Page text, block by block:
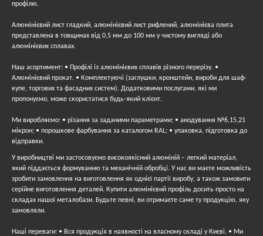
профілю.
Алюмінієвий лист гладкий, алюмінієвий лист рифлений, алюмінієва плита
представлена ​​в товщинах від 0,5 мм до 100 мм у чистому вигляді або
алюмінієвих сплавах.
Наш асортимент: • Профілі із алюмінієвих сплавів різного перерізу. •
Алюмінієвий прокат. • Комплектуючі (заглушки, кронштейн, вироби для шаф-
купе, торгових та фасадних систем). Додатковими послугами, які ми
пропонуємо, може скористатися будь-який клієнт.
Ми виробляємо: • різання за заданими параметрами; • анодування №6,15,21
мікрон; • порошкове фарбування за каталогом RAL; • упаковка, підготовка до
відправки.
У виробництві ми застосовуємо високоякісний алюміній – легкий матеріал,
який піддається формуванню та механічній обробці. У нас ви маєте можливість
зробити замовлення на виготовлення як однієї партії виробу, а також замовити
серійне виготовлення деталей. Купити алюмінієвий профіль досить просто на
складах нашої металобази. Будьте певні, ви отримаєте саме ту продукцію, яку
замовляли.
Наші переваги: • Вся продукція в наявності на власному складі у Києві. • Ми